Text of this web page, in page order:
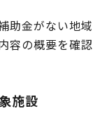
助金がない地
容の概要を確
施設